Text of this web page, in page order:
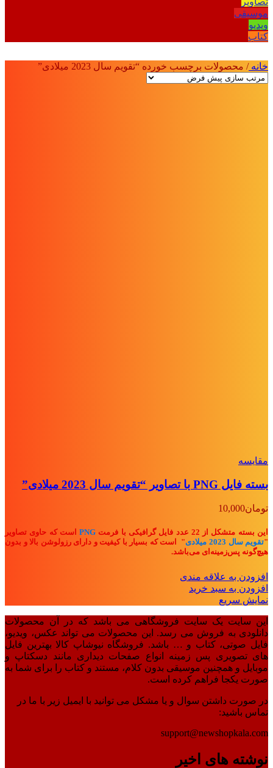
موسیقی
ویدیو
کتاب
خانه/ محصولات برچسب خورده “تقویم سال 2023 میلادی”
مقايسه
بسته فایل PNG با تصاویر “تقویم سال 2023 میلادی”
تومان10,000
این بسته متشکل از 22 عدد فایل گرافیکی با فرمت PNGاست که حاوی تصاویر
"تقویم سال 2023 میلادی " ا ست که بسیار با کیفیت و دارای رزولوشن بالا و بدون
هیچ‌گونه پس‌زمینه‌ای می‌باشد.
افزودن به علاقه مندی
افزودن به سبد خرید
نمایش سریع
این سایت یک سایت فروشگاهی می باشد که در آن محصولات
دانلودی به فروش می رسد. این محصولات می تواند عکس، ویدیو،
فایل صوتی، کتاب و … باشد. فروشگاه نیوشاپ کالا بهترین فایل
های تصویری پس زمینه انواع صفحات دیداری مانند دسکتاپ و
موبایل و همچنین موسیقی بدون کلام، مستند و کتاب را برای شما به
صورت یکجا فراهم کرده است.
در صورت داشتن سوال و یا مشکل می توانید با ایمیل زیر با ما در
تماس باشید:
support@newshopkala.com
نوشته های اخیر